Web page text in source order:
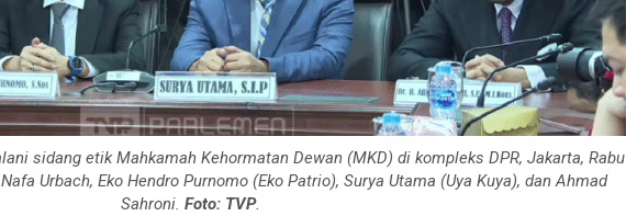
sidang etik Mahkamah Kehormatan Dewan (MKD) di kompleks DPR, Jakarta, Rabu
Urbach, Eko Hendro Purnomo (Eko Patrio), Surya Utama (Uya Kuya), dan Ahmad
Sahroni.Foto: TVP.